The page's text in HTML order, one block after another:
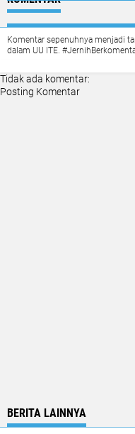
Komentar sepenuhnya menjadi
dalam UU ITE.
Tidak ada komentar:
Posting Komentar
BERITA LAINNYA